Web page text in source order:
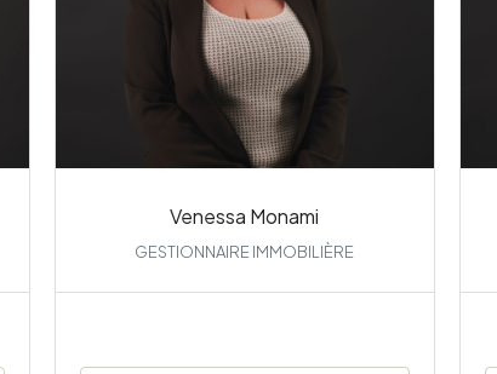
Venessa Monami
GESTIONNAIRE IMMOBILIÈRE